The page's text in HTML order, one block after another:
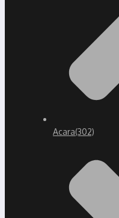
Acara(302)